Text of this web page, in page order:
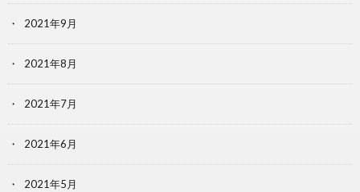
2021年9月
2021年8月
2021年7月
2021年6月
2021年5月